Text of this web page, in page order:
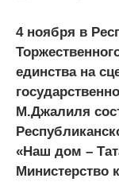
4 ноября в
единства на
М.Джалиля
«Наш дом –
Министерство